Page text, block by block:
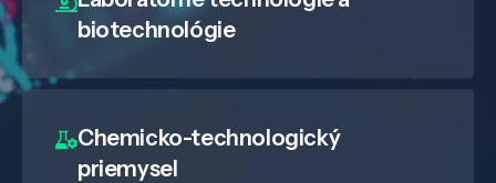
biotechnológie
Chemicko-technologický
priemysel